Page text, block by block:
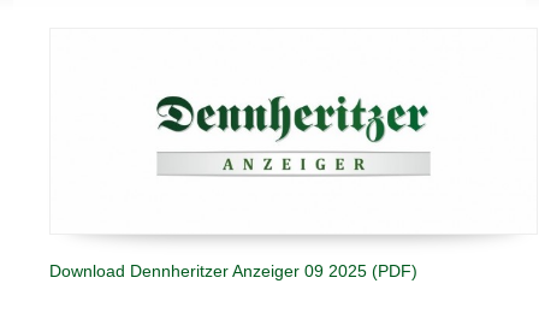
Download Dennheritzer Anzeiger 09 2025 (PDF)